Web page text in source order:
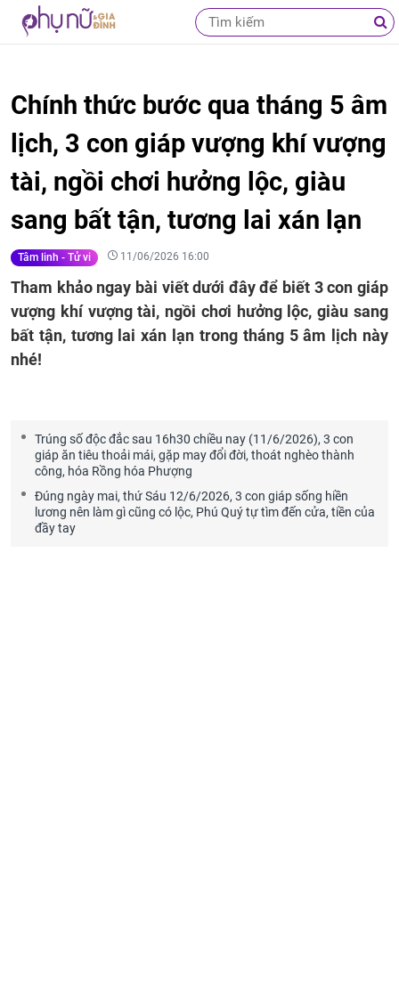
Chính thức bước qua tháng 5 âm
lịch, 3 con giáp vượng khí vượng
tài, ngồi chơi hưởng lộc, giàu
sang bất tận, tương lai xán lạn
Tâm linh - Tử vi 11/06/2026 16:00
Tham khảo ngay bài viết dưới đây để biết 3 con giáp
vượng khí vượng tài, ngồi chơi hưởng lộc, giàu sang
bất tận, tương lai xán lạn trong tháng 5 âm lịch này
nhé!
Trúng số độc đắc sau 16h30 chiều nay (11/6/2026), 3 con
giáp ăn tiêu thoải mái, gặp may đổi đời, thoát nghèo thành
công, hóa Rồng hóa Phượng
Đúng ngày mai, thứ Sáu 12/6/2026, 3 con giáp sống hiền
lương nên làm gì cũng có lộc, Phú Quý tự tìm đến cửa, tiền của
đầy tay